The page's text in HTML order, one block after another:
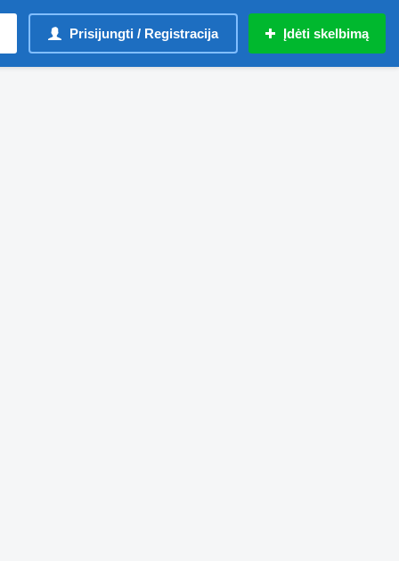
Prisijungti / Registracija Įdėti skelbimą